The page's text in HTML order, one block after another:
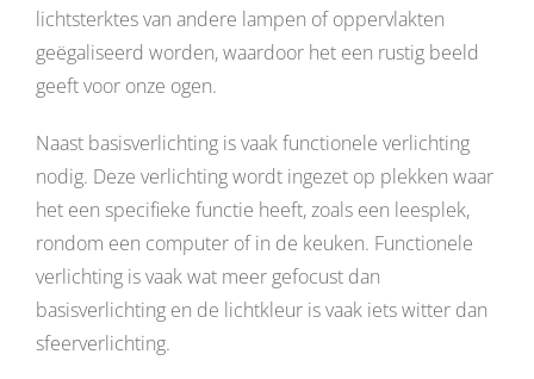
lichtsterktes van andere lampen of oppervlakten
geëgaliseerd worden, waardoor het een rustig beeld
geeft voor onze ogen.
Naast basisverlichting is vaak functionele verlichting
nodig. Deze verlichting wordt ingezet op plekken waar
het een specifieke functie heeft, zoals een leesplek,
rondom een computer of in de keuken. Functionele
verlichting is vaak wat meer gefocust dan
basisverlichting en de lichtkleur is vaak iets witter dan
sfeerverlichting.